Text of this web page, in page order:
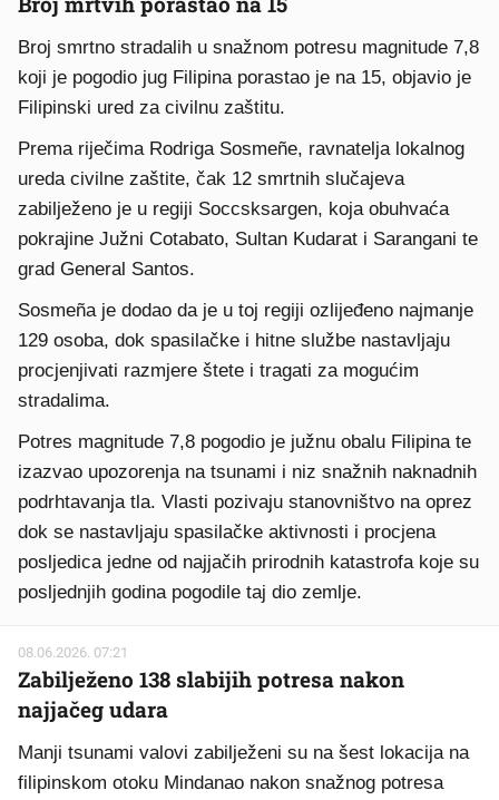
Broj smrtno stradalih u snažnom potresu magnitude 7,8
koji je pogodio jug Filipina porastao je na 15, objavio je
Filipinski ured za civilnu zaštitu.
Prema riječima Rodriga Sosmeñe, ravnatelja lokalnog
ureda civilne zaštite, čak 12 smrtnih slučajeva
zabilježeno je u regiji Soccsksargen, koja obuhvaća
pokrajine Južni Cotabato, Sultan Kudarat i Sarangani te
grad General Santos.
Sosmeña je dodao da je u toj regiji ozlijeđeno najmanje
129 osoba, dok spasilačke i hitne službe nastavljaju
procjenjivati razmjere štete i tragati za mogućim
stradalima.
Potres magnitude 7,8 pogodio je južnu obalu Filipina te
izazvao upozorenja na tsunami i niz snažnih naknadnih
podrhtavanja tla. Vlasti pozivaju stanovništvo na oprez
dok se nastavljaju spasilačke aktivnosti i procjena
posljedica jedne od najjačih prirodnih katastrofa koje su
posljednjih godina pogodile taj dio zemlje.
08.06.2026. 07:21
Zabilježeno 138 slabijih potresa nakon
najjačeg udara
Manji tsunami valovi zabilježeni su na šest lokacija na
filipinskom otoku Mindanao nakon snažnog potresa